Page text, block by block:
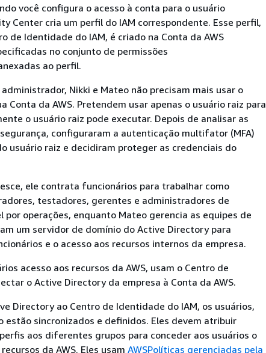
você configura o acesso à conta para o usuário
Center cria um perfil do IAM correspondente. Esse perfil,
de Identidade do IAM, é criado na Conta da AWS
no conjunto de permissões
ao perfil.
Nikki e Mateo não precisam mais usar o
Conta da AWS. Pretendem usar apenas o usuário raiz para
o usuário raiz pode executar. Depois de analisar as
configuraram a autenticação multifator (MFA)
usuário raiz e decidiram proteger as credenciais do
ele contrata funcionários para trabalhar como
testadores, gerentes e administradores de
por operações, enquanto Mateo gerencia as equipes de
um servidor de domínio do Active Directory para
e o acesso aos recursos internos da empresa.
acesso aos recursos da AWS, usam o Centro de
o Active Directory da empresa à Conta da AWS.
Directory ao Centro de Identidade do IAM, os usuários,
estão sincronizados e definidos. Eles devem atribuir
aos diferentes grupos para conceder aos usuários o
da AWS. Eles usam AWSPolíticas gerenciadas pela